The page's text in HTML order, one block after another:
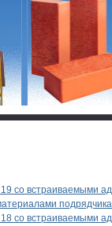
со встраиваемыми
со встраиваемыми